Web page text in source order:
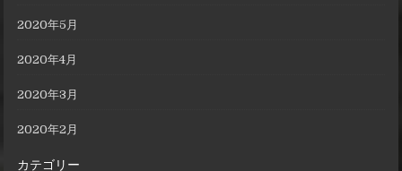
2020年5月
2020年4月
2020年3月
2020年2月
カテゴリー